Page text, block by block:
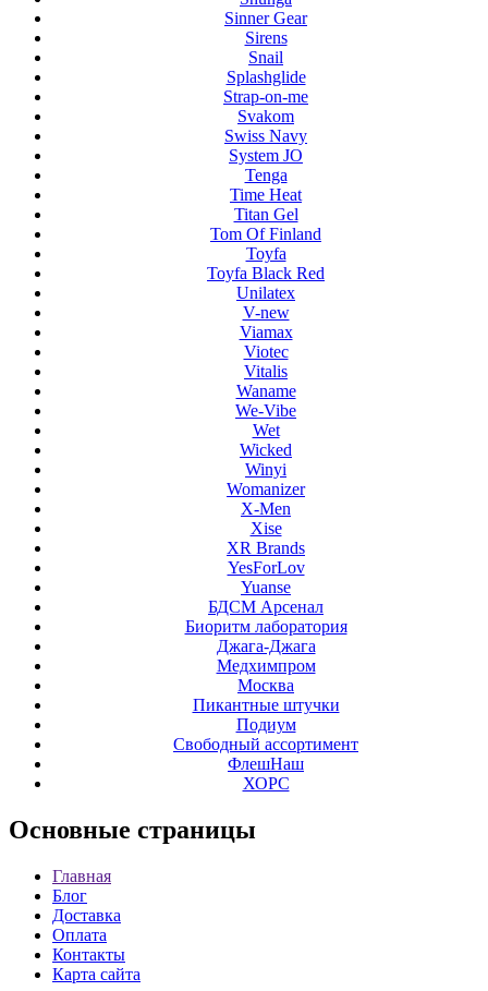
Sinner Gear
Sirens
Snail
Splashglide
Strap-on-me
Svakom
Swiss Navy
System JO
Tenga
Time Heat
Titan Gel
Tom Of Finland
Toyfa
Toyfa Black Red
Unilatex
V-new
Viamax
Viotec
Vitalis
Waname
We-Vibe
Wet
Wicked
Winyi
Womanizer
X-Men
Xise
XR Brands
YesForLov
Yuanse
БДСМ Арсенал
Биоритм лаборатория
Джага-Джага
Медхимпром
Москва
Пикантные штучки
Подиум
Свободный ассортимент
ФлешНаш
ХОРС
Основные страницы
Главная
Блог
Доставка
Оплата
Контакты
Карта сайта